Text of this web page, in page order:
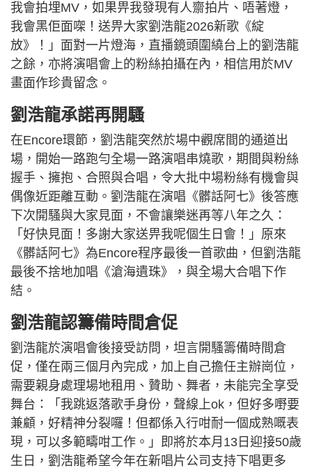
我會拍埋MV，如果畀我發現有人齋拍片、唔著燈，
我會黑佢面㗎！送畀大家劉浩龍2026新歌《綻
放》！」面對一片燈海，直播鏡頭圍繞台上的劉浩龍
之餘，亦將演唱會上的粉絲拍攝在內，相信用於MV
畫面作珍貴留念。
劉浩龍承諾再開騷
在Encore環節，劉浩龍突然於場中觀席間的通道出
場，開始一路跑勻全場一路演唱串燒歌，期間與粉絲
握手、擁抱、合照與合唱，令大批中場粉絲有機會與
偶像近距離互動。劉浩龍在演唱《髒話阿七》後答應
下次開騷與大家見面，不會讓樂迷再等八年之久：
「好快見面！多謝大家送畀我呢個生日會！」原來
《髒話阿七》為Encore程序最後一首歌曲，但劉浩龍
最後不捨地加唱《滄海遺珠》，與全場大合唱下作
結。
劉浩龍認籌備時間倉促
劉浩龍於演唱會後接受訪問，坦言開騷籌備時間倉
促，僅在兩三個月內完成，加上自己擔任主辦崗位，
需要親身處理場地租用、贊助、舞者，未能完全享受
舞台：「我跳返落歌手身份，聲線上ok，但好多嘢要
兼顧，好精神分裂囉！但都係入行咁耐一個成熟嘅表
現，可以多範疇咁工作。」即將於本月13日迎接50歲
生日，劉浩龍希望今年在新唱片公司支持下唱更多